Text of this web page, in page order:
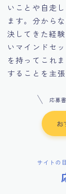
いことや自走
ます。分から
決してきた経
いマインドセ
を持ってこれ
することを主
応募
サイトの